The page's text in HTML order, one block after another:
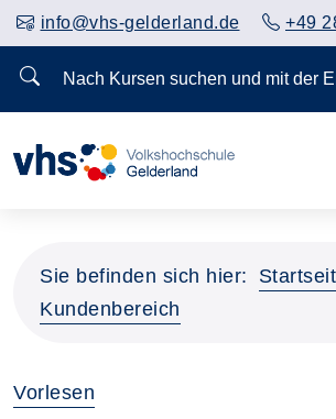
info@vhs-gelderland.de +49
Nach Kursen suchen und mit der
Sie befinden sich hier:
Kundenbereich
Vorlesen